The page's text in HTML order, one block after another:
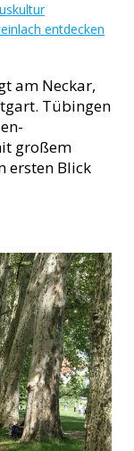
entdecken
am Neckar,
Tübingen
großem
ersten Blick